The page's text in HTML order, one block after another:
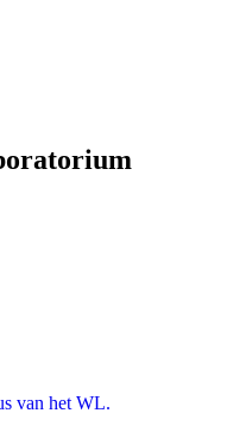
van het WL.